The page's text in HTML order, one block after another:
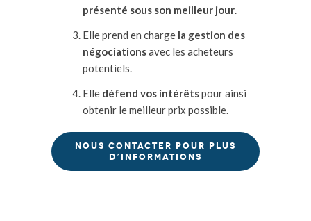
présenté sous son meilleur jour.
Elle prend en charge la gestion des
négociationsavec les acheteurs
potentiels.
Elle défend vos intérêtspour ainsi
obtenir le meilleur prix possible.
NOUS CONTACTER POUR PLUS
D’INFORMATIONS